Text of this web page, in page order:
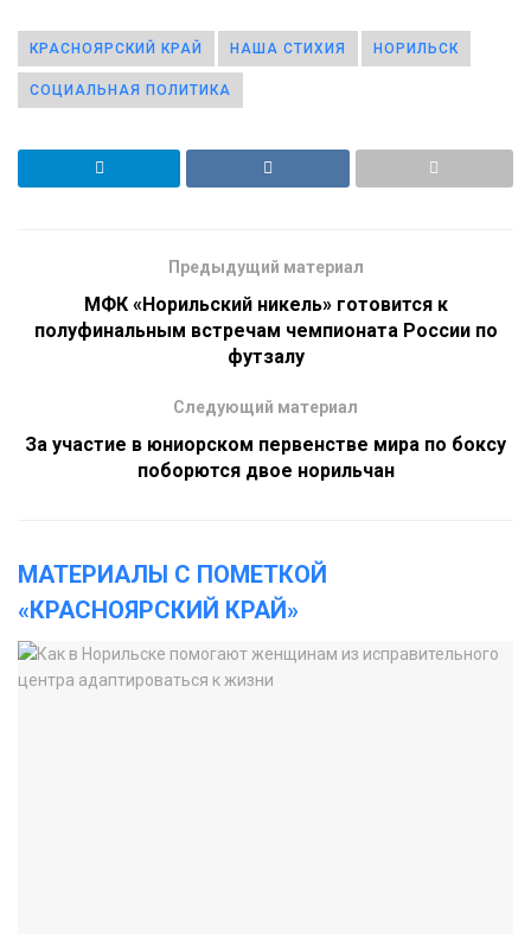
КРАСНОЯРСКИЙ КРАЙ НАША СТИХИЯ НОРИЛЬСК
СОЦИАЛЬНАЯ ПОЛИТИКА
Предыдущий материал
МФК «Норильский никель» готовится к
полуфинальным встречам чемпионата России по
футзалу
Следующий материал
За участие в юниорском первенстве мира по боксу
поборются двое норильчан
МАТЕРИАЛЫ С ПОМЕТКОЙ
«КРАСНОЯРСКИЙ КРАЙ»